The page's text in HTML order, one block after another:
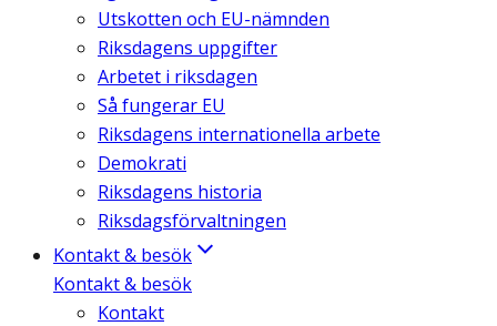
Utskotten och EU-nämnden
Riksdagens uppgifter
Arbetet i riksdagen
Så fungerar EU
Riksdagens internationella arbete
Demokrati
Riksdagens historia
Riksdagsförvaltningen
Kontakt & besök
Kontakt & besök
Kontakt